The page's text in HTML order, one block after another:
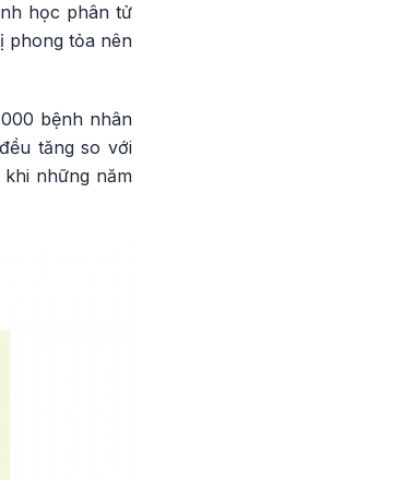
học phân tử
phong tỏa nên
bệnh nhân
tăng so với
những năm